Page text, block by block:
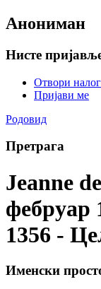
Анониман
Нисте
Отвори налог
Пријави ме
Родовид
Претрага
Jeanne
фебруар
1356 -
Именски